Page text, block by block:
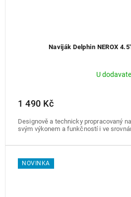
Naviják Delphin NEROX
U
1 490 Kč
Designově a technicky propracovaný
svým výkonem a funkčností i ve
NOVINKA